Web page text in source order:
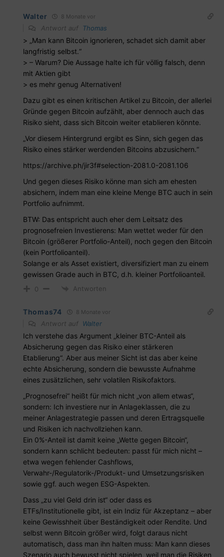
Walter 8 Monate vor
Antwort auf Thomas
> „Man kann Bitcoin ignorieren, schadet sich damit aber
langfristig selbst.“
> – Warum? Die Aussage halte ich für völlig falsch, denn
mit Aktien gibt
> es mehr genug Alternativen!
Dazu gibt es einen kritischen Artikel zu Bitcoin, der allerlei
Gründe gegen Bitcoin aufzählt, aber dennoch auch das
Risiko sieht, dass sich Bitcoin weiter etablieren könnte.
„Vor diesem Hintergrund ergibt es Sinn, sich gegen das
Risiko eines stärker werdenden Bitcoins abzusichern.“
https://archive.ph/jir3f#selection-2081.0-2081.106
Und gegen dieses Risiko könne man sich am ehesten
absichern, indem man eine kleine Menge BTC auch in sein
Portfolio aufnimmt.
BTW: Das entspricht auch eher dem Leitsatz des
prognosefreien Investierens: Man wettet weder für den
Bitcoin (größerer Portfolio-Anteil), noch gegen den Bitcoin
(kein Portfolioanteil).
Solange er als Asset existiert, diversifiziert man zu einem
gewissen Grade auch in BTC, d.h. kleiner Portfolioanteil.
0 Antworten
Thomas74 8 Monate vor
Antwort auf Walter
Ich verstehe das Argument „kleiner BTC-Anteil als
Absicherung gegen das Risiko einer stärkeren
Etablierung“. Aber aus meiner Sicht ist das aber keine
echte Absicherung, sondern die bewusste Aufnahme
eines zusätzlichen, sehr volatilen Risikofaktors.
„Prognosefrei“ heißt für mich nicht „von allem etwas“,
sondern: Ich investiere nur in Anlageklassen, die zu
meiner Anlagestrategie passen und deren Ertragsquelle
und Risiken ich nachvollziehen kann.
Ein 0%-Anteil ist damit keine „Wette gegen Bitcoin“,
sondern kann schlicht bedeuten: passt für mich nicht –
etwa wegen fehlender Cashflows,
Verwahr-/Regulatorik-/Produkt- und Umsetzungsrisiken
sowie ggf. auch wegen ESG-Aspekten.
Dass „zu viel Geld drin ist“ oder dass es
ETFs/Institutionelle gibt, ist ein Indiz für Akzeptanz – aber
keine Gewisshheit über Beständigkeit oder Rendite. Und
selbst wenn Bitcoin größer wird, folgt daraus nicht
automatisch, dass man ihn halten muss: Man kann dieses
Szenario auch bewusst nicht spielen, weil man die Risiken